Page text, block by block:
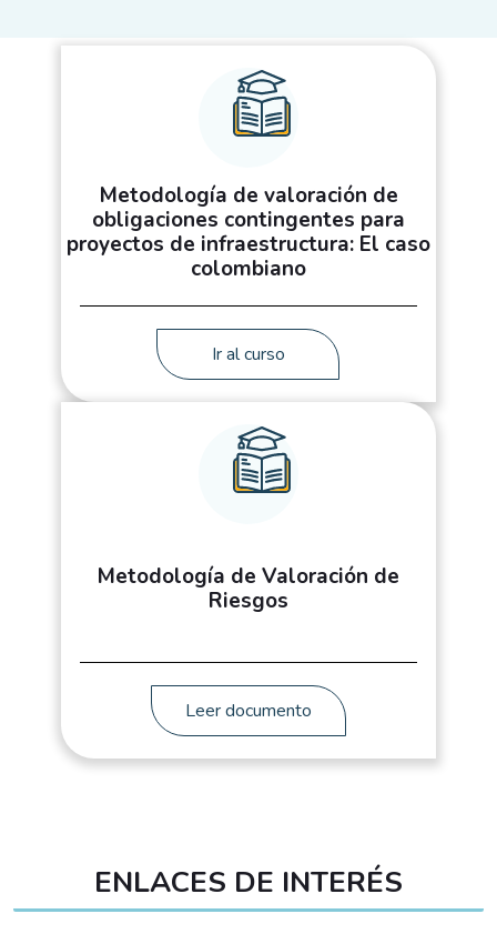
Metodología de valoración de
obligaciones contingentes para
proyectos de infraestructura: El caso
colombiano
Ir al curso
Metodología de Valoración de
Riesgos
Leer documento
ENLACES DE INTERÉS